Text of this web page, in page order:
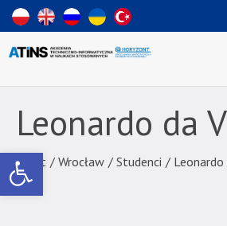
Wiadomość
dla
uzytkowników
ekranowychZnajdujesz
podstronie
"Leonardo
da
Vinci
Otwórz pasek narzędzi
Leonardo da
Start / Wrocław / Studenci / Leonardo